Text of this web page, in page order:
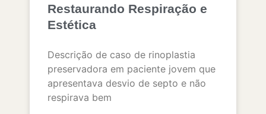
Restaurando Respiração e
Estética
Descrição de caso de rinoplastia
preservadora em paciente jovem que
apresentava desvio de septo e não
respirava bem